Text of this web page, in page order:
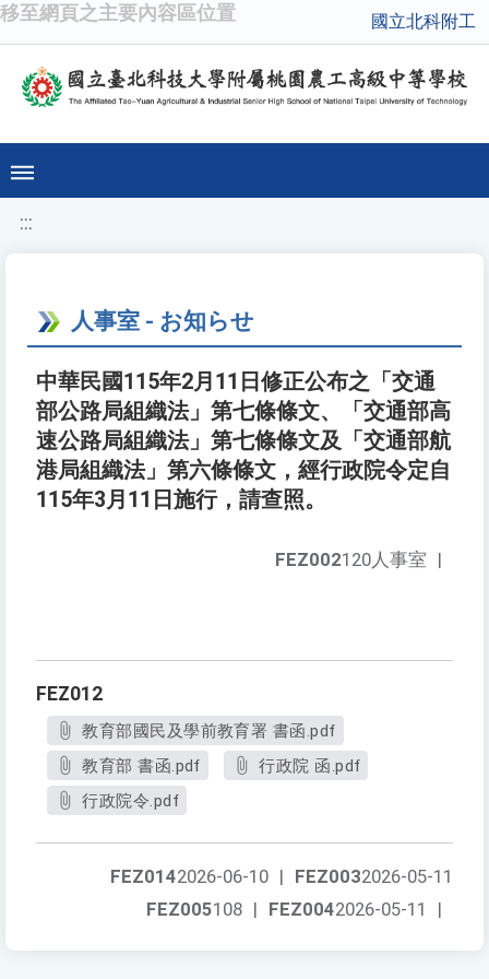
移至網頁之主要內容區位置 國立北科附工
:::
人事室 - お知らせ
中華民國115年2月11日修正公布之「交通
部公路局組織法」第七條條文、「交通部高
速公路局組織法」第七條條文及「交通部航
港局組織法」第六條條文，經行政院令定自
115年3月11日施行，請查照。
FEZ002120人事室 |
FEZ012
教育部國民及學前教育署 書函.pdf
教育部 書函.pdf
行政院 函.pdf
行政院令.pdf
FEZ0032026-05-11
FEZ0142026-06-10 |
FEZ0042026-05-11 |
FEZ005108 |